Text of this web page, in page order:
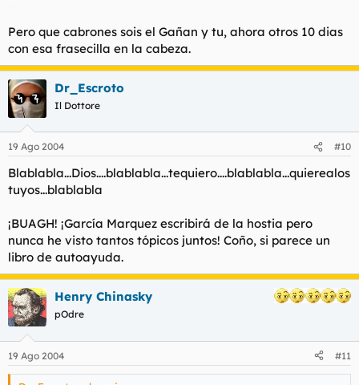
montaña, sin saber que la verdadera felicidad está en la forma
de subir la escarpada.
He aprendido que cuando un recién nacido aprieta con su
pequeño puño, por primera vez, el dedo de su padre, lo tiene
atrapado por siempre.
He aprendido que un hombre sólo tiene derecho a mirar a otro
hacia abajo, cuando ha de ayudarle a levantarse.
Son tantas cosas las que he podido aprender de ustedes, pero
realmente de mucho no habrán de servir, porque cuando me
guarden dentro de esa maleta, infelizmente me estaré
muriendo.
Siempre di lo que sientes y haz lo que piensas.
Si supiera que hoy fuera la última vez que te voy a ver dormir,
te abrazaría fuertemente y rezaría al Señor para poder ser el
guardián de tu alma.
Pero que cabrones sois el Gañan y tu, ahora otros 10 dias
con esa frasecilla en la cabeza.
Dr_Escroto
Il Dottore
19 Ago 2004 #10
Blablabla...Dios....blablabla...tequiero....blablabla...quierealos
tuyos...blablabla
¡BUAGH! ¡García Marquez escribirá de la hostia pero
nunca he visto tantos tópicos juntos! Coño, si parece un
libro de autoayuda.
Henry Chinasky
pOdre
19 Ago 2004 #11